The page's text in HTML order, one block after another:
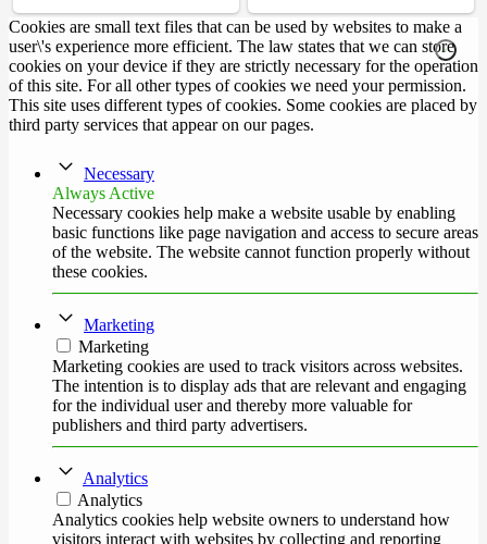
Cookies are small text files that can be used by websites to make a
user\'s experience more efficient. The law states that we can store
cookies on your device if they are strictly necessary for the operation
of this site. For all other types of cookies we need your permission.
This site uses different types of cookies. Some cookies are placed by
third party services that appear on our pages.
Necessary
Always Active
Necessary cookies help make a website usable by enabling
basic functions like page navigation and access to secure areas
of the website. The website cannot function properly without
these cookies.
Marketing
Marketing
Marketing cookies are used to track visitors across websites.
The intention is to display ads that are relevant and engaging
for the individual user and thereby more valuable for
publishers and third party advertisers.
Analytics
Analytics
Analytics cookies help website owners to understand how
visitors interact with websites by collecting and reporting